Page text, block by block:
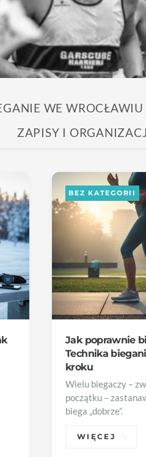
WE WROCŁAWIU
ZAPISY I
Jak poprawnie
Technika
kroku
BEZ KATEGORII
Wielu biegaczy –
początku –
biega „dobrze”.
WIĘCEJ